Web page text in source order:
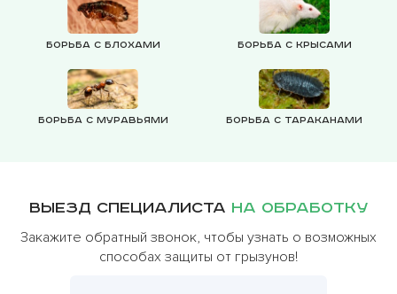
Борьба с блохами Борьба с крысами
Борьба с муравьями Борьба с тараканами
Выезд специалиста на обработку
Закажите обратный звонок, чтобы узнать о возможных
способах защиты от грызунов!